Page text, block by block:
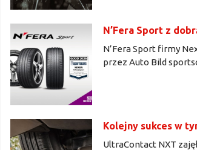
N’Fera Sport z
N’Fera Sport firmy
przez Auto Bild
Kolejny sukces w
UltraContact NXT